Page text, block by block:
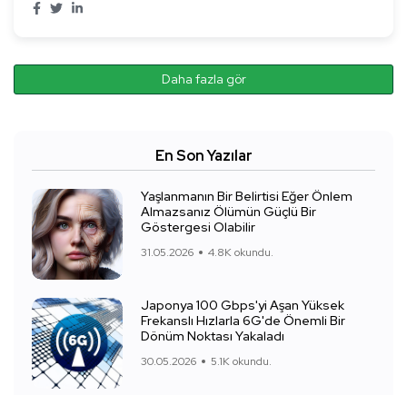
Daha fazla gör
En Son Yazılar
Yaşlanmanın Bir Belirtisi Eğer Önlem
Almazsanız Ölümün Güçlü Bir
Göstergesi Olabilir
31.05.2026 4.8K okundu.
Japonya 100 Gbps'yi Aşan Yüksek
Frekanslı Hızlarla 6G'de Önemli Bir
Dönüm Noktası Yakaladı
30.05.2026 5.1K okundu.